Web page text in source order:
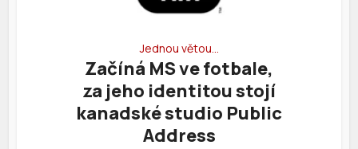
Jednou větou…
Začíná MS ve fotbale,
za jeho identitou stojí
kanadské studio Public
Address